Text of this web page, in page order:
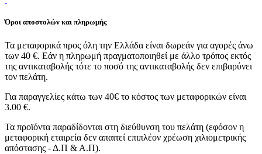
Όροι αποστολών και πληρωμής
Τα μεταφορικά προς όλη την Ελλάδα είναι δωρεάν για αγορές άνω
των 40 €. Εάν η πληρωμή πραγματοποιηθεί με άλλο τρόπος εκτός
της αντικαταβολής τότε το ποσό της αντικαταβολής δεν επιβαρύνει
τον πελάτη.
Για παραγγελίες κάτω των 40€ το κόστος των μεταφορικών είναι
3.00 €.
Τα προϊόντα παραδίδονται στη διεύθυνση του πελάτη (εφόσον η
μεταφορική εταιρεία δεν απαιτεί επιπλέον χρέωση χιλιομετρικής
απόστασης - Δ.Π & Α.Π).